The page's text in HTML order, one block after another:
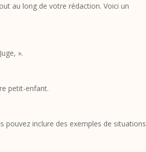
au long de votre rédaction. Voici un
».
petit-enfant.
pouvez inclure des exemples de situations